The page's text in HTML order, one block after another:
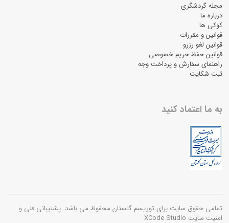
مجله گردشگری
درباره ما
کوکی ها
قوانین و مقررات
قوانین لغو رزرو
قوانین حفظ حریم خصوصی
راهنمای سفارش و پرداخت وجه
ثبت شکایت
به ما اعتماد کنید
تمامی حقوق سایت برای توریسم گلستان محفوظ می باشد. پشتیبانی فنی و
امنیت سایت XCode Studio